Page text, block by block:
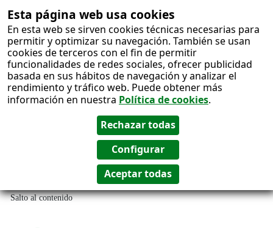
Esta página web usa cookies
En esta web se sirven cookies técnicas necesarias para
permitir y optimizar su navegación. También se usan
cookies de terceros con el fin de permitir
funcionalidades de redes sociales, ofrecer publicidad
basada en sus hábitos de navegación y analizar el
rendimiento y tráfico web. Puede obtener más
información en nuestra Política de cookies.
Salto al contenido